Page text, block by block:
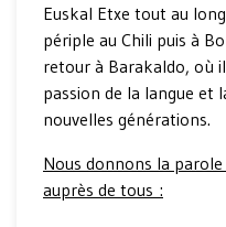
Euskal Etxe tout au
périple au Chili puis à
retour à Barakaldo, où
passion de la langue et
nouvelles générations.
Nous donnons la
auprès de tous :